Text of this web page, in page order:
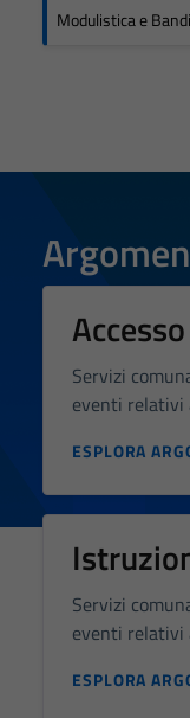
Modulistica e
Servizi
eventi relativi
ESPLORA
Servizi
eventi relativi
ESPLORA